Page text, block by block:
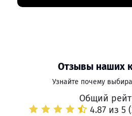
Отзывы наших
Узнайте почему
Общий
4.87 из 5 (